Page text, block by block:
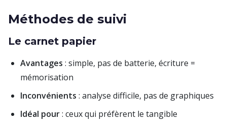
Méthodes de suivi
Le carnet papier
Avantages : simple, pas de batterie, écriture =
mémorisation
Inconvénients : analyse difficile, pas de graphiques
Idéal pour: ceux qui préfèrent le tangible